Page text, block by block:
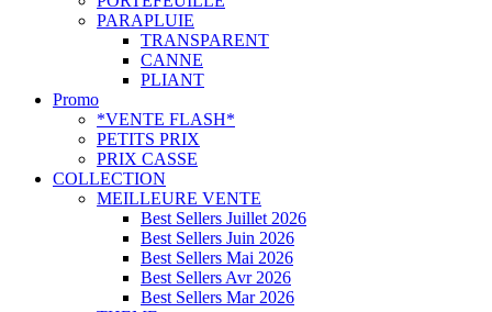
PARAPLUIE
TRANSPARENT
CANNE
PLIANT
Promo
*VENTE FLASH*
PETITS PRIX
PRIX CASSE
COLLECTION
MEILLEURE VENTE
Best Sellers Juillet 2026
Best Sellers Juin 2026
Best Sellers Mai 2026
Best Sellers Avr 2026
Best Sellers Mar 2026